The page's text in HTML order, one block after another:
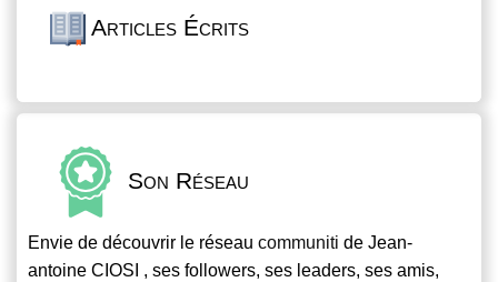
Articles Écrits
Son Réseau
Envie de découvrir le réseau communiti de Jean-
antoine CIOSI , ses followers, ses leaders, ses amis,